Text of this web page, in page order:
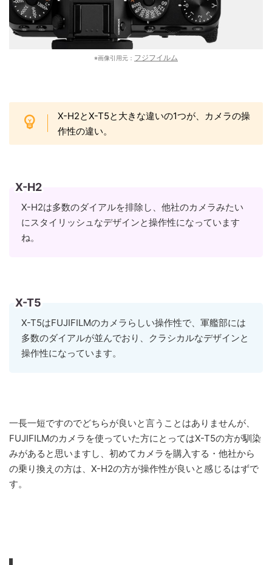
※画像引用元： フジフイルム
X-H2とX-T5と大きな違いの1つが、カメラの操
作性の違い。
X-H2
X-H2は多数のダイアルを排除し、他社のカメラみたい
にスタイリッシュなデザインと操作性になっています
ね。
X-T5
X-T5はFUJIFILMのカメラらしい操作性で、軍艦部には
多数のダイアルが並んでおり、クラシカルなデザインと
操作性になっています。
一長一短ですのでどちらが良いと言うことはありませんが、
FUJIFILMのカメラを使っていた方にとってはX-T5の方が馴染
みがあると思いますし、初めてカメラを購入する・他社から
の乗り換えの方は、X-H2の方が操作性が良いと感じるはずで
す。